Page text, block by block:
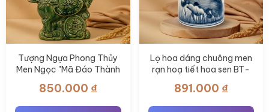
Tượng Ngựa Phong Thủy
Men Ngọc "Mã Đáo Thành
850.000 ₫
Lọ hoa dáng chuông men
rạn hoạ tiết hoa sen BT-
891.000 ₫